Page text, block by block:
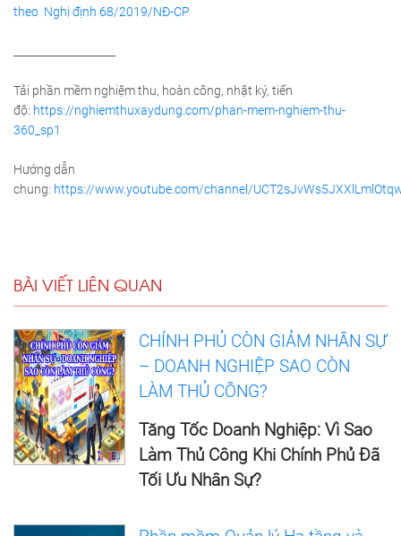
theo Nghị định 68/2019/NĐ-CP
Tải phần mềm nghiệm thu, hoàn công, nhật ký, tiến
độ: https://nghiemthuxaydung.com/phan-mem-nghiem-thu-
360_sp1
Hướng dẫn
chung: https://www.youtube.com/channel/
BÀI VIẾT LIÊN QUAN
CHÍNH PHỦ CÒN GIẢM NHÂN SỰ
– DOANH NGHIỆP SAO CÒN
LÀM THỦ CÔNG?
Tăng Tốc Doanh Nghiệp: Vì Sao
Làm Thủ Công Khi Chính Phủ Đã
Tối Ưu Nhân Sự?